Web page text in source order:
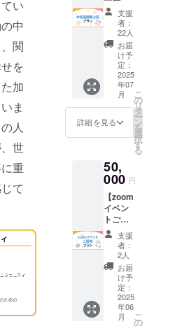
い
中
関
を
加
ま
人
世
重
て
クラ
ファン
終了後
に代表
からの
お礼
メール
をお送
りしま
す ※お
名前の
場合は
「匿名
希望」
とご記
入くだ
さい。
「その
他 匿
名希望
○○名
様」の
形で掲
載致し
ます。
公序良
ラン】
①TRIN
ホーム
ページ
にクラ
ファン
応援者
として
お名前
を掲載
しま
す。
「お名
プラ
ン」と
は別枠
で、よ
り目立
つ形で
掲載致
しま
す。個
人名/団
体名な
ど。本
名であ
る必要
はあり
支援
者：
22人
お届
け予
定：
2025
年07
月
詳細を見る
こ
の
リ
タ
ー
ン
を
選
択
す
る
50,
000 円
【zoom
イベン
トご招
待プラ
ン】
①2025
年7月6
14:00〜
15:30に
zoomで
行う
支援
者：
2人
お届
け予
定：
2025
年06
月
こ
の